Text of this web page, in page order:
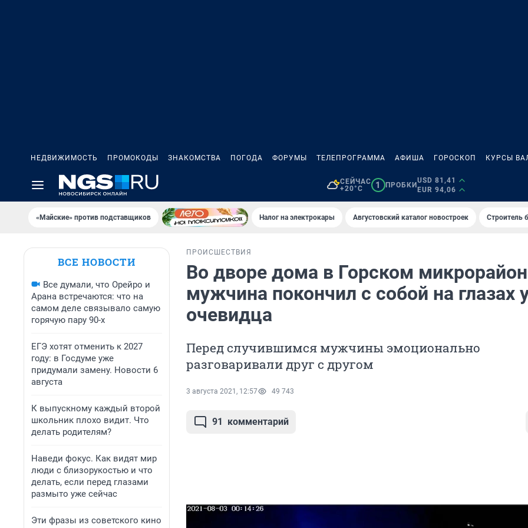
НЕДВИЖИМОСТЬ ПРОМОКОДЫ ЗНАКОМСТВА ПОГОДА ФОРУМЫ ТЕЛЕПРОГРАММА АФИША ГОРОСКОП КУРСЫ
СЕЙЧАС
+20°C
1 ПРОБКИ
USD 81,41
EUR 94,06
«Майские» против подставщиков Налог на электрокары Августовский каталог новостроек Строитель
ВСЕ НОВОСТИ
Все думали, что Орейро и
Арана встречаются: что на
самом деле связывало самую
горячую пару 90-х
ЕГЭ хотят отменить к 2027
году: в Госдуме уже
придумали замену. Новости 6
августа
К выпускному каждый второй
школьник плохо видит. Что
делать родителям?
Наведи фокус. Как видят мир
люди с близорукостью и что
делать, если перед глазами
размыто уже сейчас
Эти фразы из советского кино
ПРОИСШЕСТВИЯ
Во дворе дома в Горском
мужчина покончил с собой на глазах
очевидца
Перед случившимся мужчины эмоционально
разговаривали друг с другом
3 августа 2021, 12:57 49 743
91 комментарий